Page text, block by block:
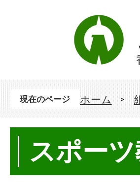
現在のページ ホーム
スポー